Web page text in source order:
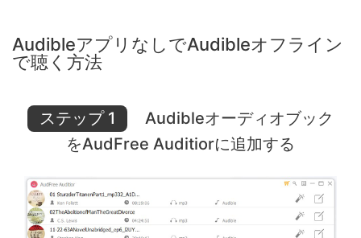
AudibleアプリなしでAudibleオフライン
で聴く方法
ステップ 1
Audibleオーディオブック
をAudFree Auditiorに追加する